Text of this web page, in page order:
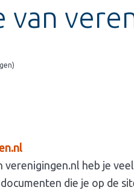
van
verenigingen.nl heb je
die je op de